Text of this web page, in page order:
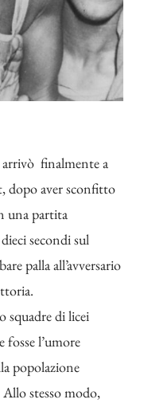
arrivò finalmente a
dopo aver sconfitto
una partita
secondi sul
palla all’avversario
squadre di licei
fosse l’umore
popolazione
stesso modo,